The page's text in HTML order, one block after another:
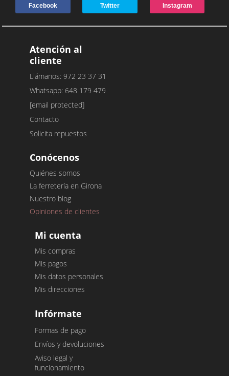
Facebook Twitter Instagram
Atención al
cliente
Llámanos: 972 23 37 31
Whatsapp: 648 179 479
[email protected]
Contacto
Solicita repuestos
Conócenos
Quiénes somos
La ferretería en Girona
Nuestro blog
Opiniones de clientes
Mi cuenta
Mis compras
Mis pagos
Mis datos personales
Mis direcciones
Infórmate
Formas de pago
Envíos y devoluciones
Aviso legal y
funcionamiento